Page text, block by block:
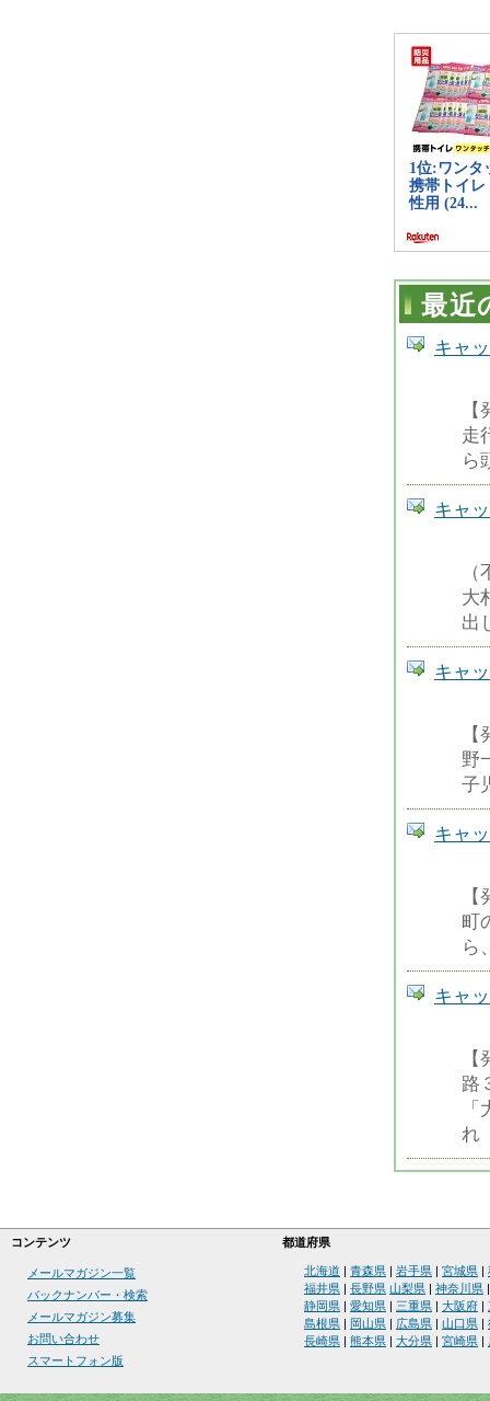
最近
キャ
走
ら
キャ
大
出
キャ
野
子
キャ
町
ら
キャ
路
れ
コンテンツ 都道府県
メールマガジン一覧
バックナンバー・検索
メールマガジン募集
お問い合わせ
スマートフォン版
北海道 青森県 岩手県 宮城県
福井県
長野県 山梨県 神奈川県
静岡県
愛知県 三重県 大阪府
島根県
岡山県 広島県 山口県
長崎県
熊本県 大分県 宮崎県